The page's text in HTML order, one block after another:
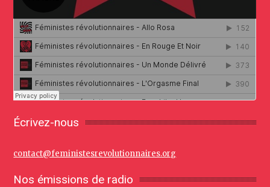
Écrivez-nous
contact@feministesrevolutionnaires.org
Nos émissions de radio